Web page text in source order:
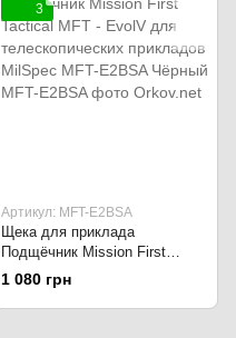
3
Артикул: MFT-E2BSA
Щека для приклада
Подщёчник Mission First
Tactical MFT - EvolV для
телескопических прикладов
MilSpec MFT-E2BSA Чёрный
1 080 грн